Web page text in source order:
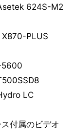
624S-M2
X870-PLUS
5600
LC
付属のビデオ